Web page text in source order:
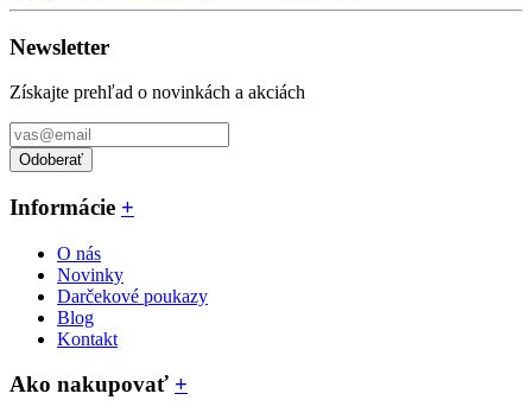
Newsletter
Získajte prehľad o novinkách a akciách
Odoberať
Informácie +
O nás
Novinky
Darčekové poukazy
Blog
Kontakt
Ako nakupovať +